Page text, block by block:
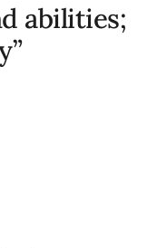
abilities;